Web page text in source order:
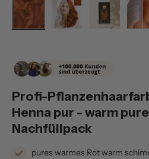
Profi-
Henna pur - warm
Nachfüllpack
pures warmes Rot warm